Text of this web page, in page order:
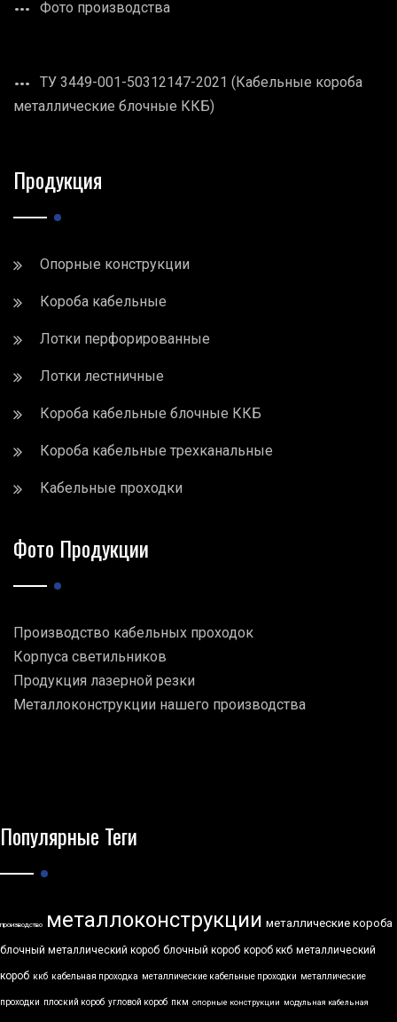
Фото производства
ТУ 3449-001-50312147-2021 (Кабельные короба
металлические блочные ККБ)
Продукция
Опорные конструкции
Короба кабельные
Лотки перфорированные
Лотки лестничные
Короба кабельные блочные ККБ
Короба кабельные трехканальные
Кабельные проходки
Фото Продукции
Производство кабельных проходок
Корпуса светильников
Продукция лазерной резки
Металлоконструкции нашего производства
Популярные Теги
производство металлоконструкции металлические короба
блочный металлический короб блочный короб короб ккб металлический
короб ккб кабельная проходка металлические кабельные проходки металлические
проходки плоский короб угловой короб пкм опорные конструкции модульная кабельная